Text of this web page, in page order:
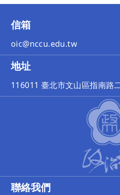
信箱
oic@nccu.edu.tw
地址
116011 臺北市文山區指南路
聯絡我們